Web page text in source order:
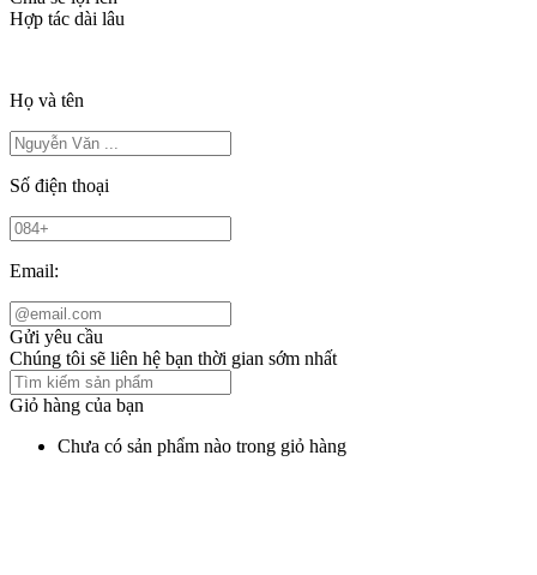
Hợp tác dài lâu
Họ và tên
Số điện thoại
Email:
Gửi yêu cầu
Chúng tôi sẽ liên hệ bạn thời gian sớm nhất
Giỏ hàng của bạn
Chưa có sản phẩm nào trong giỏ hàng